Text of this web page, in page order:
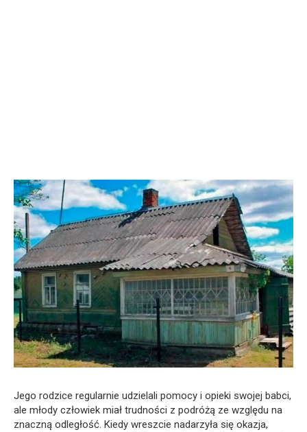
Jego rodzice regularnie udzielali pomocy i opieki swojej babci,
ale młody człowiek miał trudności z podróżą ze względu na
znaczną odległość. Kiedy wreszcie nadarzyła się okazja,